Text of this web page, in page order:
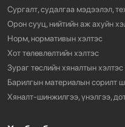
Сургалт, судалгаа мэдээлэл,
Орон сууц, нийтийн аж ахуйн
Норм, нормативын хэлтэс
Хот төлөвлөлтийн хэлтэс
Зураг төслийн хяналтын хэлтэс
Барилгын материалын сорилт
Хяналт-шинжилгээ, үнэлгээ,